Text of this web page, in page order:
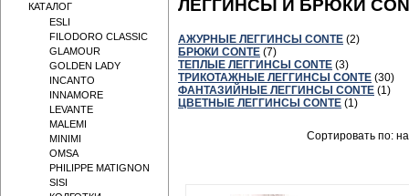
КАТАЛОГ
ESLI
FILODORO CLASSIC
GLAMOUR
GOLDEN LADY
INCANTO
INNAMORE
LEVANTE
MALEMI
MINIMI
OMSA
PHILIPPE MATIGNON
SISI
ЛЕГГИНСЫ И БРЮКИ
АЖУРНЫЕ ЛЕГГИНСЫ CONTE (2)
БРЮКИ CONTE (7)
ТЕПЛЫЕ ЛЕГГИНСЫ CONTE (3)
ТРИКОТАЖНЫЕ ЛЕГГИНСЫ CONTE (30)
ФАНТАЗИЙНЫЕ ЛЕГГИНСЫ CONTE (1)
ЦВЕТНЫЕ ЛЕГГИНСЫ CONTE (1)
Сортировать по: